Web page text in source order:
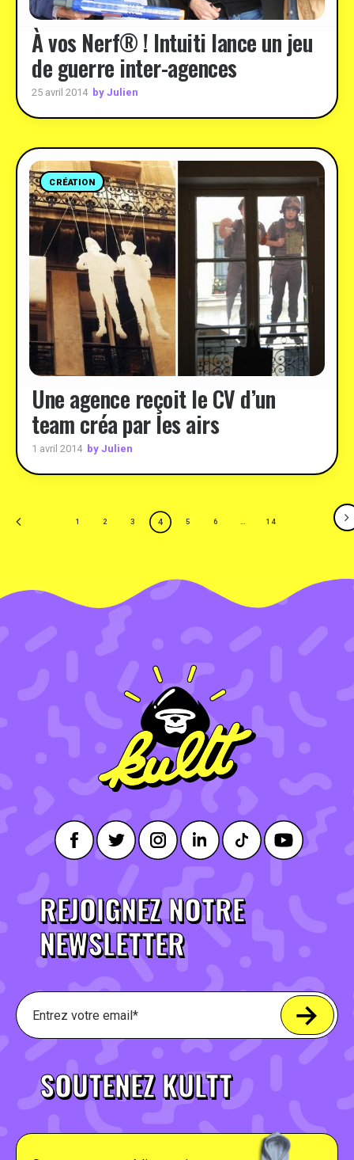
À vos Nerf® ! Intuiti lance un jeu
de guerre inter-agences
25 avril 2014 by Julien
CRÉATION
Une agence reçoit le CV d’un
team créa par les airs
1 avril 2014 by Julien
1 2 3 4 5 6 14
REJOIGNEZ NOTRE
NEWSLETTER
SOUTENEZ KULTT